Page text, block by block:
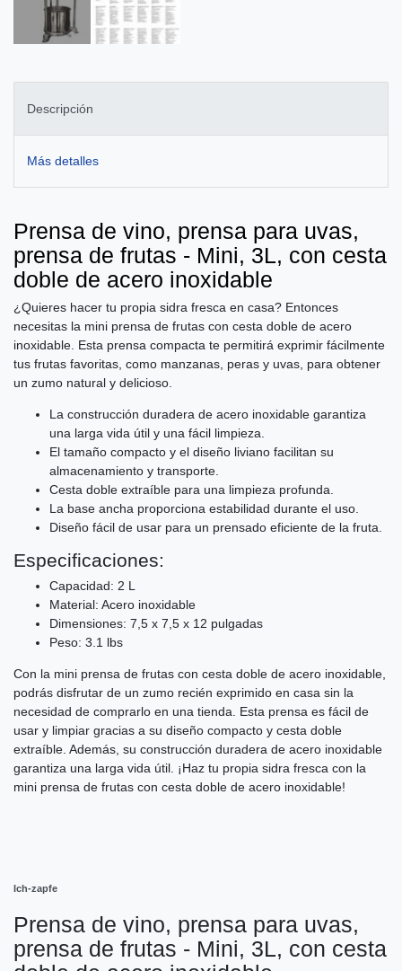
Descripción
Más detalles
Prensa de vino, prensa para uvas,
prensa de frutas - Mini, 3L, con cesta
doble de acero inoxidable
¿Quieres hacer tu propia sidra fresca en casa? Entonces
necesitas la mini prensa de frutas con cesta doble de acero
inoxidable. Esta prensa compacta te permitirá exprimir fácilmente
tus frutas favoritas, como manzanas, peras y uvas, para obtener
un zumo natural y delicioso.
La construcción duradera de acero inoxidable garantiza
una larga vida útil y una fácil limpieza.
El tamaño compacto y el diseño liviano facilitan su
almacenamiento y transporte.
Cesta doble extraíble para una limpieza profunda.
La base ancha proporciona estabilidad durante el uso.
Diseño fácil de usar para un prensado eficiente de la fruta.
Especificaciones:
Capacidad: 2 L
Material: Acero inoxidable
Dimensiones: 7,5 x 7,5 x 12 pulgadas
Peso: 3.1 lbs
Con la mini prensa de frutas con cesta doble de acero inoxidable,
podrás disfrutar de un zumo recién exprimido en casa sin la
necesidad de comprarlo en una tienda. Esta prensa es fácil de
usar y limpiar gracias a su diseño compacto y cesta doble
extraíble. Además, su construcción duradera de acero inoxidable
garantiza una larga vida útil. ¡Haz tu propia sidra fresca con la
mini prensa de frutas con cesta doble de acero inoxidable!
Ich-zapfe
Prensa de vino, prensa para uvas,
prensa de frutas - Mini, 3L, con cesta